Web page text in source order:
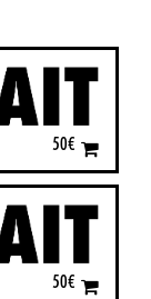
50€
50€